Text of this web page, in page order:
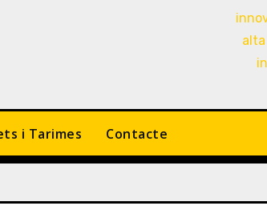
i Tarimes Contacte